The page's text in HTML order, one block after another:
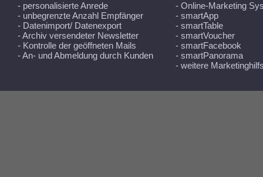
- personalisierte Anrede
- unbegrenzte Anzahl Empfänger
- Datenimport/ Datenexport
- Archiv versendeter Newsletter
- Kontrolle der geöffneten Mails
- An- und Abmeldung durch Kunden
- Online-Marketing
- smartApp
- smartTable
- smartVoucher
- smartFacebook
- smartPanorama
- weitere